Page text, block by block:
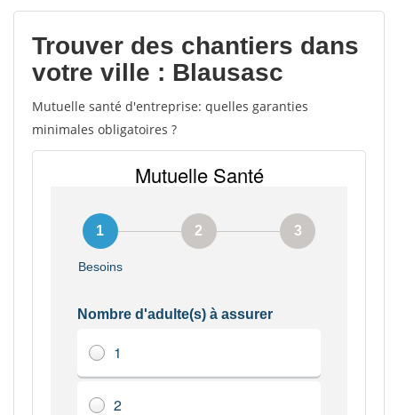
votes
Trouver des chantiers dans
votre ville : Blausasc
Mutuelle santé d'entreprise: quelles garanties
minimales obligatoires ?